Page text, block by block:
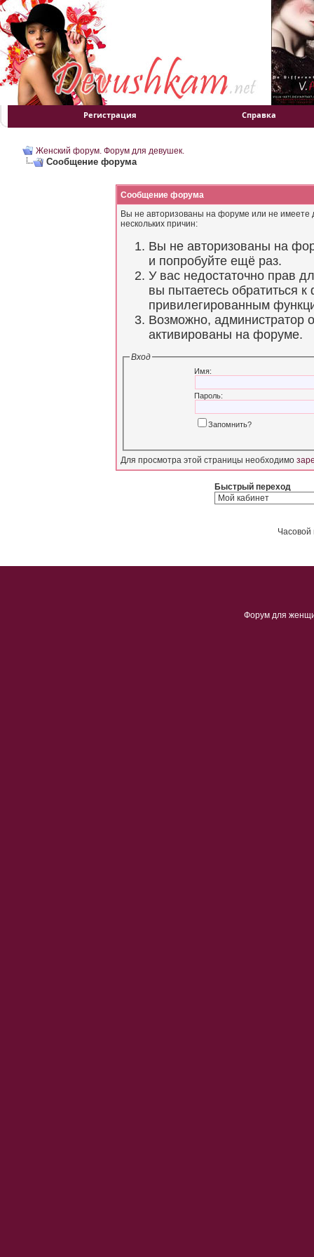
Регистрация Справка
Женский форум. Форум для девушек.
Сообщение форума
Сообщение форума
Вы не авторизованы на форуме или не имеете
нескольких причин:
Вы не авторизованы на
и попробуйте ещё раз.
У вас недостаточно прав
вы пытаетесь обратиться
привилегированным
Возможно, администратор
активированы на форуме.
Вход
Имя:
Пароль:
Запомнить?
Для просмотра этой страницы необходимо
Быстрый переход
Часовой
Форум для